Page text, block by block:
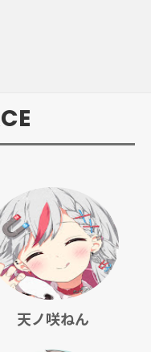
天ノ咲ねん